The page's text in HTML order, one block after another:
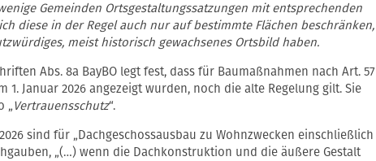
Gemeinden Ortsgestaltungssatzungen mit entsprechenden
diese in der Regel auch nur auf bestimmte Flächen beschränken,
meist historisch gewachsenes Ortsbild haben.
Abs. 8a BayBO legt fest, dass für Baumaßnahmen nach Art. 57
1. Januar 2026 angezeigt wurden, noch die alte Regelung gilt. Sie
„Vertrauensschutz“.
sind für „Dachgeschossausbau zu Wohnzwecken einschließlich
„(…) wenn die Dachkonstruktion und die äußere Gestalt